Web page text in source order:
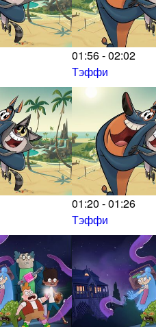
01:56 - 02:02
Тэффи
01:20 - 01:26
Тэффи